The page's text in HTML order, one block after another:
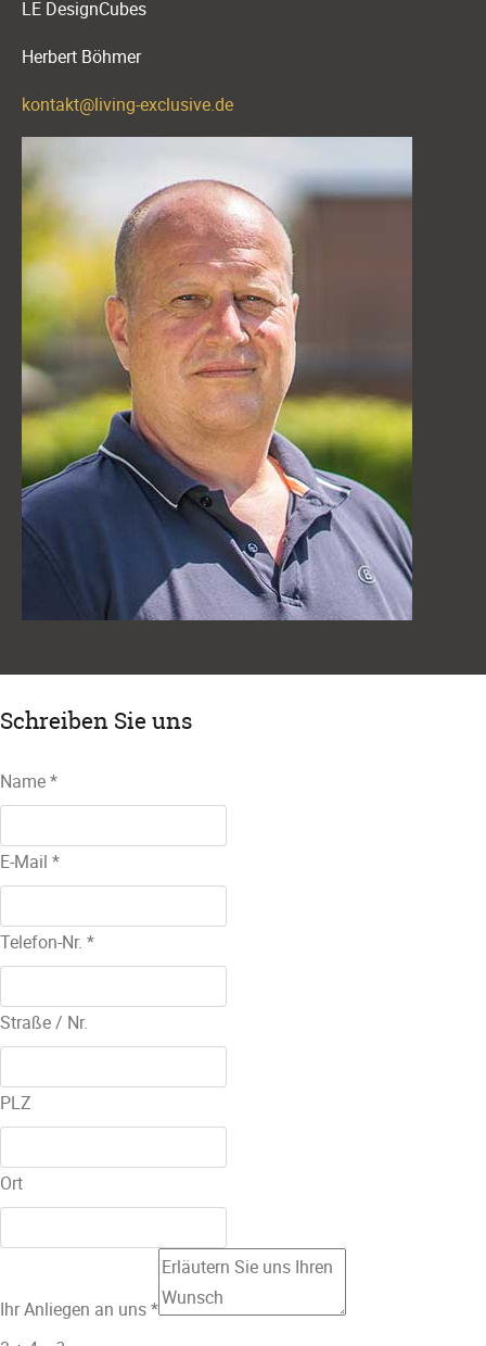
LE DesignCubes
Herbert Böhmer
Schreiben Sie uns
Name*
E-Mail *
Telefon-Nr. *
Straße / Nr.
PLZ
Ort
Ihr Anliegen an uns*